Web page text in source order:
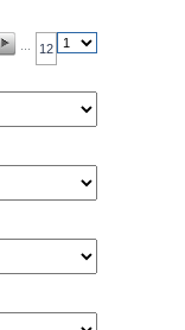
12